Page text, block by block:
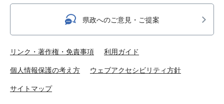
県政へのご意見・ご提案
リンク・著作権・免責事項 利用ガイド
個人情報保護の考え方 ウェブアクセシビリティ方針
サイトマップ